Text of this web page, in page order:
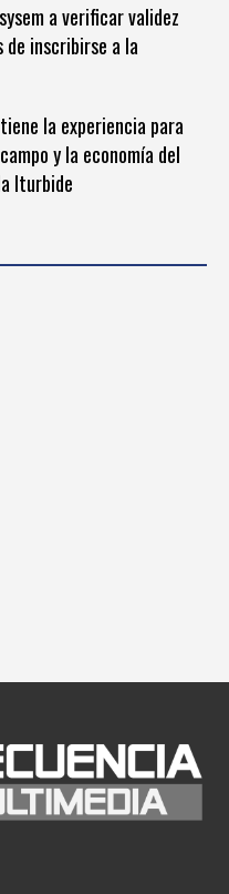
a verificar validez
inscribirse a la
la experiencia para
y la economía del
Iturbide